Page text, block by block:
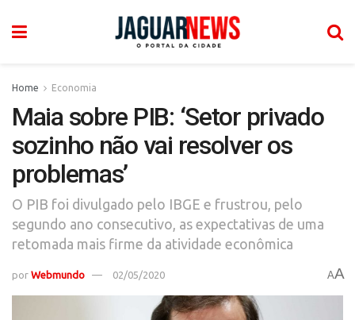
Home Economia
Maia sobre PIB: ‘Setor privado
sozinho não vai resolver os
problemas’
O PIB foi divulgado pelo IBGE e frustrou, pelo
segundo ano consecutivo, as expectativas de uma
retomada mais firme da atividade econômica
por Webmundo 02/05/2020 AA